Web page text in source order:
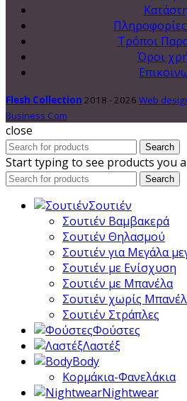
Τρόποι
Όροι
Flesh Collection 2018 - 2026 Web
Business Com
close
Search
Start typing to see products you
Search
Σουτιέν
Σουτιέν Βαμβακερά
Σουτιέν Θηλασμού
Σουτιέν για Μεγάλα
Σουτιέν με Ενίσχυση
Σουτιέν με Μπανέλα
Σουτιέν χωρίς
Σουτιέν Στράπλες
Φούστες
Λαστέξ
Body
Κορμάκια-Φανελάκια
Nightwear